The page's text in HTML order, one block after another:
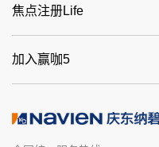
焦点注册Life
加入赢咖5